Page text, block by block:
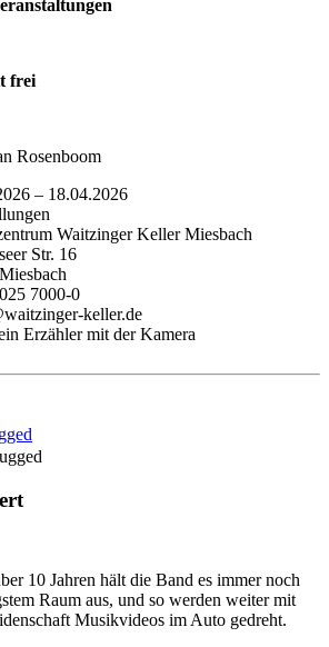
frei
– 18.04.2026
Waitzinger Keller Miesbach
Str. 16
7000-0
keller.de
Erzähler mit der Kamera
10 Jahren hält die Band es immer noch
Raum aus, und so werden weiter mit
Musikvideos im Auto gedreht.